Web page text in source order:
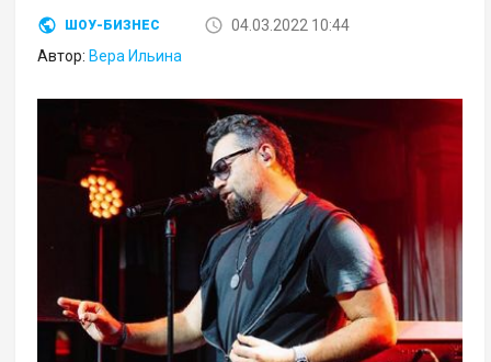
ШОУ-БИЗНЕС
04.03.2022 10:44
Автор: Вера Ильина